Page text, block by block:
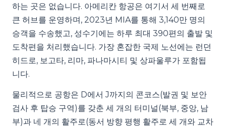
하는 곳은 없습니다. 아메리칸 항공은 여기서 세 번째로
큰 허브를 운영하며, 2023년 MIA를 통해 3,140만 명의
승객을 수송했고, 성수기에는 하루 최대 390편의 출발 및
도착편을 처리했습니다. 가장 혼잡한 국제 노선에는 런던
히드로, 보고타, 리마, 파나마시티 및 상파울루가 포함됩
니다.
물리적으로 공항은 D에서 J까지의 콘코스(발권 및 보안
검사 후 탑승 구역)를 갖춘 세 개의 터미널(북부, 중앙, 남
부)과 네 개의 활주로(동서 방향 평행 활주로 세 개와 교차